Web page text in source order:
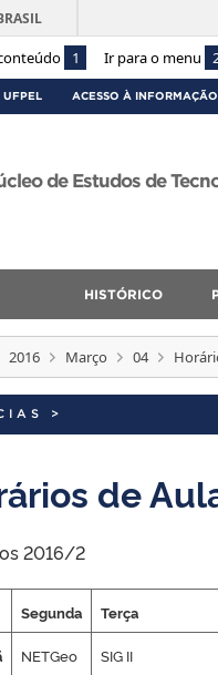
1 Ir para o menu
UFPEL ACESSO À INFORMAÇÃO
de Estudos de
HISTÓRICO
2016 Março 04
>
de
2016/2
Segunda Terça
NETGeo SIG II